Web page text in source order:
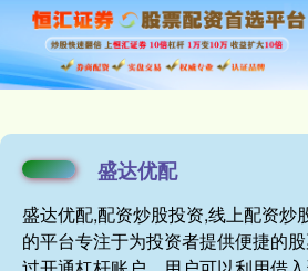
盛达优配
盛达优配,配资炒股投资,线上配资炒
的平台专注于为投资者提供便捷的